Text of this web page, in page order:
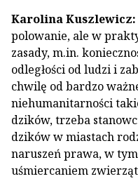
Karolina Kuszlewicz:
polowanie, ale w
zasady, m.in.
odległości od ludzi i
chwilę od bardzo
niehumanitarności
dzików, trzeba
dzików w miastach
naruszeń prawa, w
uśmiercaniem